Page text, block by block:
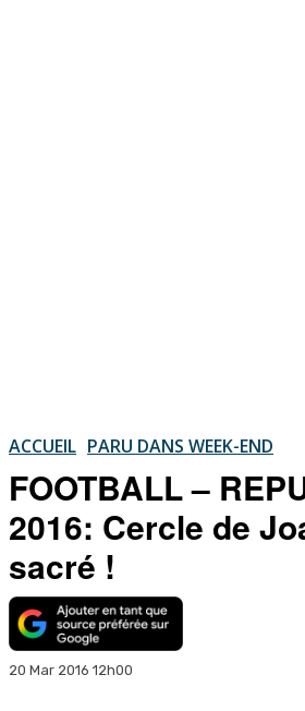
ACCUEIL PARU DANS WEEK-END
FOOTBALL –
2016: Cercle de
sacré !
20 Mar 2016 12h00